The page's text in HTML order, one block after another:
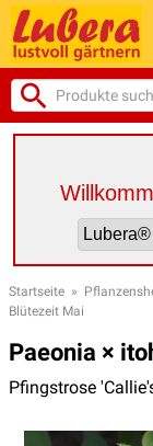
Startseite »
Blütezeit Mai
Paeonia ×
Pfingstrose